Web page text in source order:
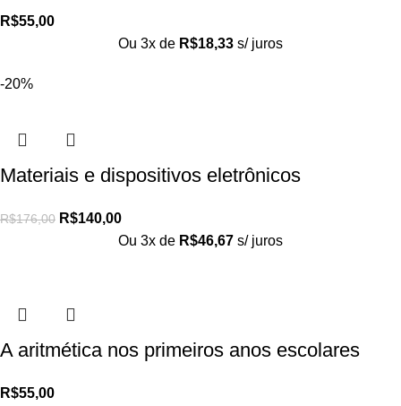
R$55,00
Ou 3x de R$18,33 s/ juros
-20%
Materiais e dispositivos eletrônicos
R$176,00 R$140,00
Ou 3x de R$46,67 s/ juros
A aritmética nos primeiros anos escolares
R$55,00